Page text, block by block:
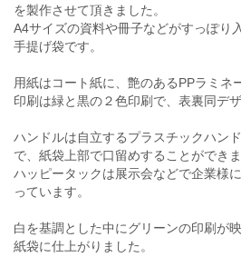
を製作させて頂きました。
A4サイズの資料や冊子などがすっぽり
手提げ袋です。
用紙はコート紙に、艶のあるPPラミネ
印刷は緑と黒の２色印刷で、表裏同デザ
ハンドルは自立するプラスチックハン
で、紙袋上部で口留めすることができま
ハッピータックは展示会などで企業様
っています。
白を基調とした中にグリーンの印刷が
紙袋に仕上がりました。